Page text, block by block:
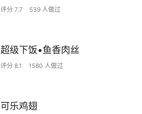
评分 7.7 539 人做过
超级下饭•鱼香肉丝
评分 8.1 1580 人做过
可乐鸡翅